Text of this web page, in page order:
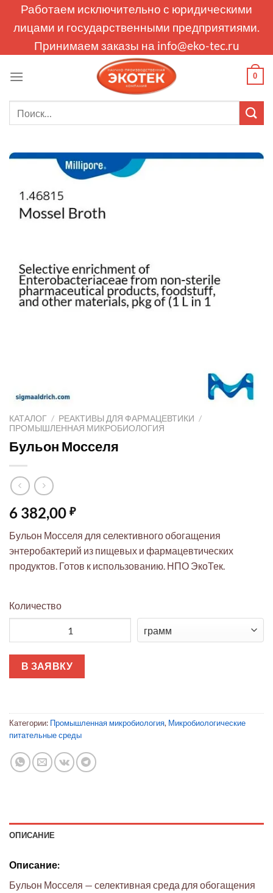
Работаем исключительно с юридическими
лицами и государственными предприятиями.
Принимаем заказы на info@eko-tec.ru
0
КАТАЛОГ / РЕАКТИВЫ ДЛЯ ФАРМАЦЕВТИКИ /
ПРОМЫШЛЕННАЯ МИКРОБИОЛОГИЯ
Бульон Мосселя
6 382,00 ₽
Бульон Мосселя для селективного обогащения
энтеробактерий из пищевых и фармацевтических
продуктов. Готов к использованию. НПО ЭкоТек.
Количество
В ЗАЯВКУ
Категории: Промышленная микробиология, Микробиологические
питательные среды
ОПИСАНИЕ
Описание:
Бульон Мосселя — селективная среда для обогащения